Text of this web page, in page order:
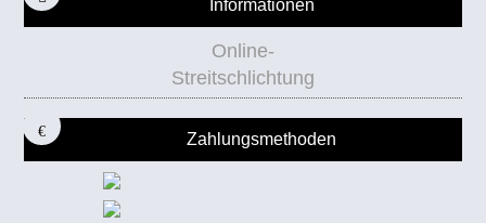
Informationen
Online-
Streitschlichtung
Zahlungsmethoden